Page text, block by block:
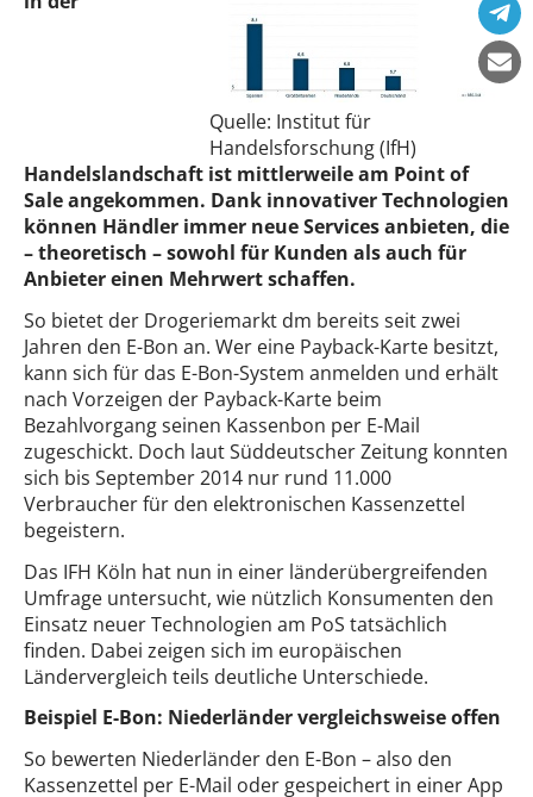
Quelle: Institut für
Handelsforschung (IfH)
Handelslandschaft ist mittlerweile am Point of
Sale angekommen. Dank innovativer Technologien
können Händler immer neue Services anbieten, die
– theoretisch – sowohl für Kunden als auch für
Anbieter einen Mehrwert schaffen.
So bietet der Drogeriemarkt dm bereits seit zwei
Jahren den E-Bon an. Wer eine Payback-Karte besitzt,
kann sich für das E-Bon-System anmelden und erhält
nach Vorzeigen der Payback-Karte beim
Bezahlvorgang seinen Kassenbon per E-Mail
zugeschickt. Doch laut Süddeutscher Zeitung konnten
sich bis September 2014 nur rund 11.000
Verbraucher für den elektronischen Kassenzettel
begeistern.
Das IFH Köln hat nun in einer länderübergreifenden
Umfrage untersucht, wie nützlich Konsumenten den
Einsatz neuer Technologien am PoS tatsächlich
finden. Dabei zeigen sich im europäischen
Ländervergleich teils deutliche Unterschiede.
Beispiel E-Bon: Niederländer vergleichsweise offen
So bewerten Niederländer den E-Bon – also den
Kassenzettel per E-Mail oder gespeichert in einer App